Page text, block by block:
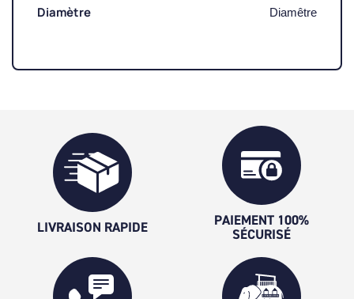
Diamètre Diamêtre
LIVRAISON RAPIDE
PAIEMENT 100%
SÉCURISÉ